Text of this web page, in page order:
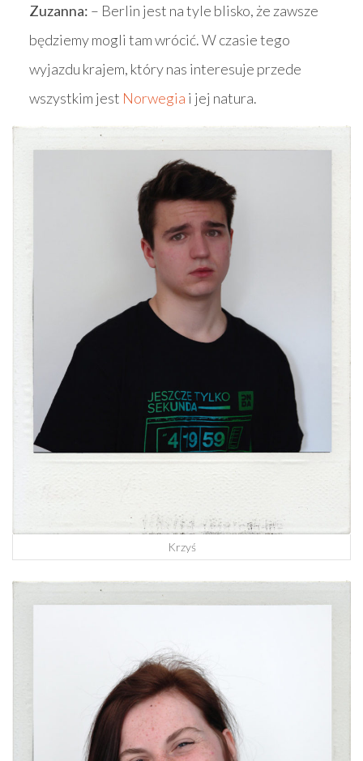
Zuzanna: – Berlin jest na tyle blisko, że zawsze
będziemy mogli tam wrócić. W czasie tego
wyjazdu krajem, który nas interesuje przede
wszystkim jest Norwegia i jej natura.
Krzyś